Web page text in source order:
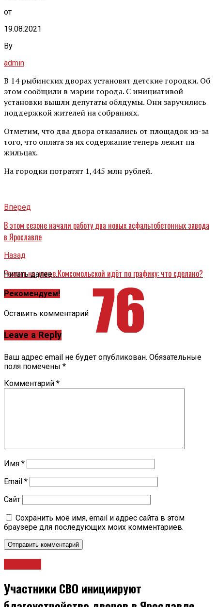
от
19.08.2021
By
admin
В 14 рыбинских дворах установят детские городки. Об
этом сообщили в мэрии города. С инициативой
установки вышли депутаты облдумы. Они заручились
поддержкой жителей на собраниях.
Отметим, что два двора отказались от площадок из-за
того, что оплата за их содержание теперь лежит на
жильцах.
На городки потратят 1,445 млн рублей.
Вперед
В этом сезоне начали работу два новых асфальтобетонных завода
в Ярославле
Назад
Ремонт на улице Комсомольской идёт по графику: что сделано?
Читать далее ...
Рекомендуем!
Оставить комментарий
Leave a Reply
Ваш адрес email не будет опубликован. Обязательные
поля помечены *
Комментарий *
Имя *
Email *
Сайт
Сохранить моё имя, email и адрес сайта в этом
браузере для последующих моих комментариев.
Участники СВО инициируют